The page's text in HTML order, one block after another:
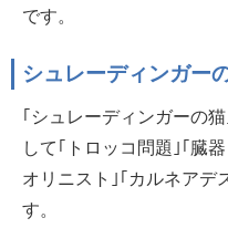
です。
シュレーディンガー
｢シュレーディンガーの
して｢トロッコ問題｣｢臓
オリニスト｣｢カルネアデ
す。